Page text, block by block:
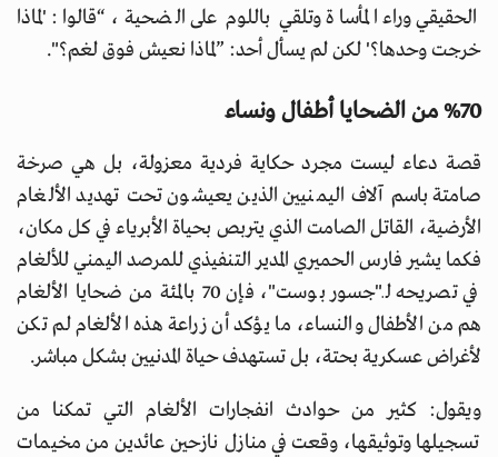
الحقيقي وراء المأساة وتلقي باللوم على الضحية، “قالوا: 'لماذا
خرجت وحدها؟' لكن لم يسأل أحد: ”لماذا نعيش فوق لغم؟".
%70 من الضحايا أطفال ونساء
قصة دعاء ليست مجرد حكاية فردية معزولة، بل هي صرخة
صامتة باسم آلاف اليمنيين الذين يعيشون تحت تهديد الألغام
الأرضية، القاتل الصامت الذي يتربص بحياة الأبرياء في كل مكان،
فكما يشير فارس الحميري المدير التنفيذي للمرصد اليمني للألغام
في تصريحه لـ"جسور بوست"، فإن 70 بالمئة من ضحايا الألغام
هم من الأطفال والنساء، ما يؤكد أن زراعة هذه الألغام لم تكن
لأغراض عسكرية بحتة، بل تستهدف حياة المدنيين بشكل مباشر.
ويقول: كثير من حوادث انفجارات الألغام التي تمكنا من
تسجيلها وتوثيقها، وقعت في منازل نازحين عائدين من مخيمات